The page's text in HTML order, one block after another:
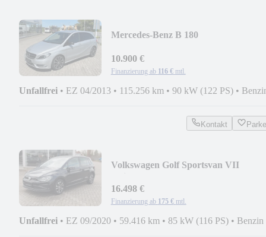
Mercedes-Benz B 180
10.900 €
Finanzierung ab 116 € mtl.
Unfallfrei • EZ 04/2013 • 115.256 km • 90 kW (122 PS) •
Kontakt
Volkswagen Golf Sportsvan VII
16.498 €
Finanzierung ab 175 € mtl.
Unfallfrei • EZ 09/2020 • 59.416 km • 85 kW (116 PS) • Benzin